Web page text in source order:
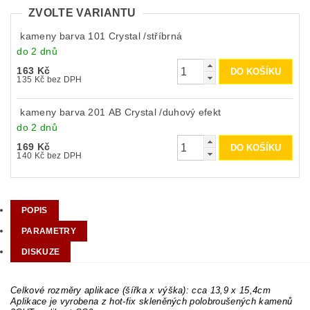
ZVOLTE VARIANTU
kameny barva 101 Crystal /stříbrná
do 2 dnů
163 Kč
135 Kč bez DPH
kameny barva 201 AB Crystal /duhový efekt
do 2 dnů
169 Kč
140 Kč bez DPH
POPIS
PARAMETRY
DISKUZE
Celkové rozměry aplikace (šířka x výška): cca 13,9 x 15,4cm
Aplikace je vyrobena z hot-fix skleněných polobroušených kamenů